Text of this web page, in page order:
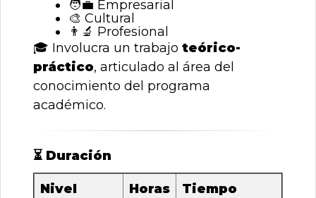
🧑 Empresarial
🎨 Cultural
👨 Profesional
🎓 Involucra un trabajo teórico-
práctico, articulado al área del
conocimiento del programa
académico.
⏳ Duración
Nivel Horas
Tiempo